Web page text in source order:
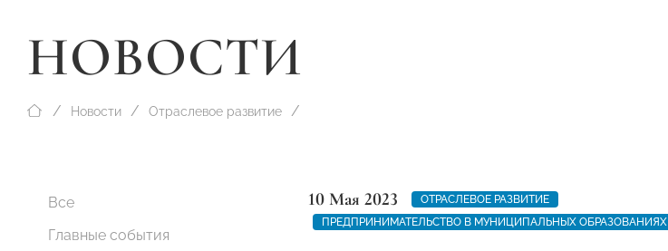
НОВОСТИ
Новости Отраслевое развитие
Все
Главные события
10 Мая 2023
ОТРАСЛЕВОЕ РАЗВИТИЕ
ПРЕДПРИНИМАТЕЛЬСТВО В МУНИЦИПАЛЬНЫХ ОБРАЗОВАНИЯХ